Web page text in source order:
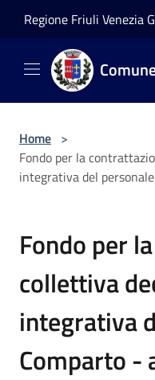
Regione Friuli Venezia
Home >
Fondo per la
integrativa del
Fondo per
collettiva
integrativa
Comparto -